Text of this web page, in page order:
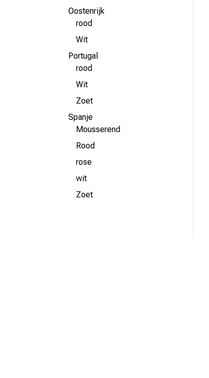
Oostenrijk
rood
Wit
Portugal
rood
Wit
Zoet
Spanje
Mousserend
Rood
rose
wit
Zoet